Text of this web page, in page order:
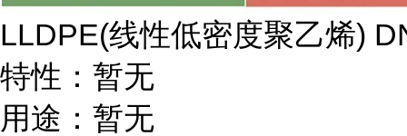
LLDPE(线性低密度聚乙烯)
特性：暂无
用途：暂无